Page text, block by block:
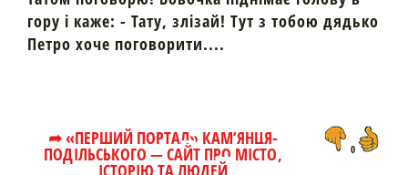
гору і каже: - Тату, злізай! Тут з тобою дядько
Петро хоче поговорити....
➦ «ПЕРШИЙ ПОРТАЛ» КАМ’ЯНЦЯ-
ПОДІЛЬСЬКОГО — САЙТ ПРО МІСТО,
ІСТОРІЮ ТА ЛЮДЕЙ
0